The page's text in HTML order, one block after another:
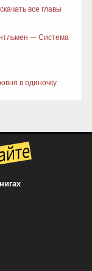
все главы
— Система
в одиночку